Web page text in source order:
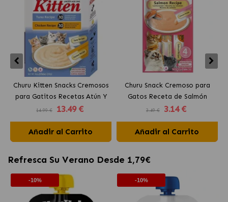
Churu Kitten Snacks Cremosos
para Gatitos Recetas Atún Y
Pollo
14.99 € 13.49 €
Añadir al Carrito
Churu Snack Cremoso para
Gatos Receta de Salmón
3.49 € 3.14 €
Añadir al Carrito
Refresca Su Verano Desde 1,79€
-10% -10%